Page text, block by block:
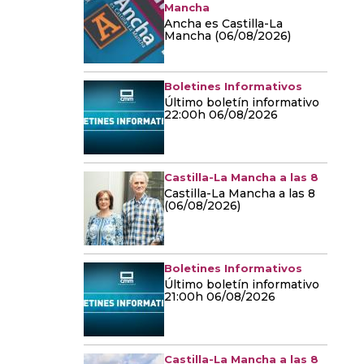
Mancha
Ancha es Castilla-La
Mancha (06/08/2026)
Boletines Informativos
Último boletín informativo
22:00h 06/08/2026
Castilla-La Mancha a las 8
Castilla-La Mancha a las 8
(06/08/2026)
Boletines Informativos
Último boletín informativo
21:00h 06/08/2026
Castilla-La Mancha a las 8